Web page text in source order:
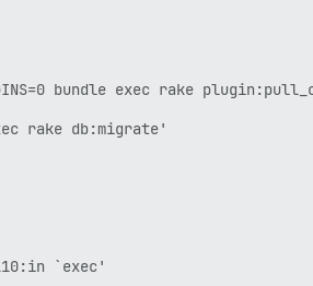
bundle exec rake
rake db:migrate'
`exec'